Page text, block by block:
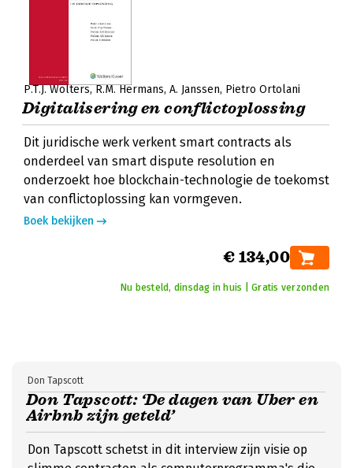
P.T.J. Wolters R.M. Hermans A. Janssen Pietro Ortolani
Digitalisering en conflictoplossing
Dit juridische werk verkent smart contracts als
onderdeel van smart dispute resolution en
onderzoekt hoe blockchain-technologie de toekomst
van conflictoplossing kan vormgeven.
Boek bekijken
€ 134,00
Nu besteld, dinsdag in huis | Gratis verzonden
Don Tapscott: ‘De dagen van Uber en
Airbnb zijn geteld’
Don Tapscott
Don Tapscott schetst in dit interview zijn visie op